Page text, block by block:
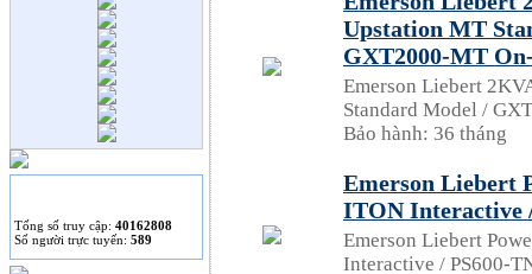
Tư vấn chọn mua ổ
cứng gắn ngoài.
Tống số truy cập: 40162808
Số người trực tuyến: 589
Upstation MT
GXT2000-MT
Emerson Liebert
Standard Model /
Bảo hành: 36 tháng
Emerson Liebert
ITON Interactive
Emerson Liebert
Interactive / PS600-